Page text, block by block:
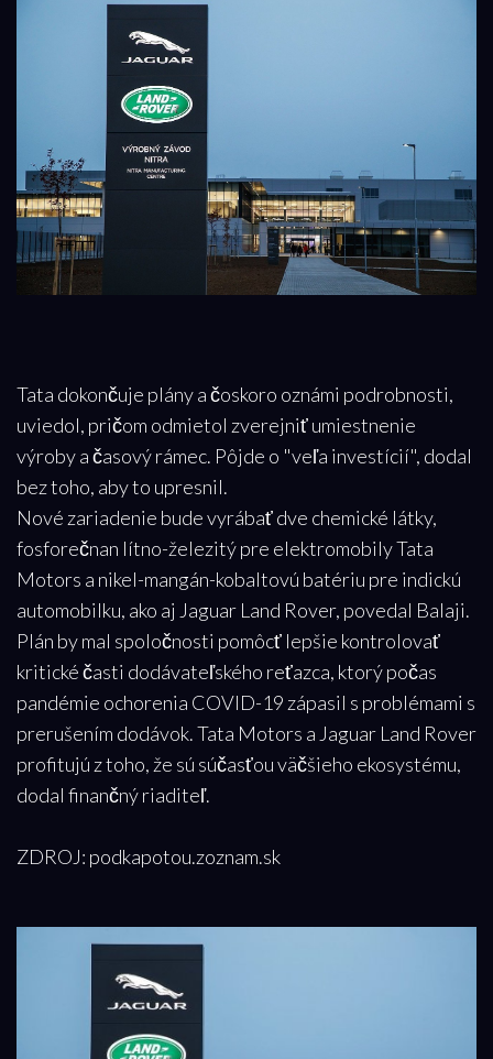
Tata dokončuje plány a čoskoro oznámi podrobnosti,
uviedol, pričom odmietol zverejniť umiestnenie
výroby a časový rámec. Pôjde o "veľa investícií", dodal
bez toho, aby to upresnil.
Nové zariadenie bude vyrábať dve chemické látky,
fosforečnan lítno-železitý pre elektromobily Tata
Motors a nikel-mangán-kobaltovú batériu pre indickú
automobilku, ako aj Jaguar Land Rover, povedal Balaji.
Plán by mal spoločnosti pomôcť lepšie kontrolovať
kritické časti dodávateľského reťazca, ktorý počas
pandémie ochorenia COVID-19 zápasil s problémami s
prerušením dodávok. Tata Motors a Jaguar Land Rover
profitujú z toho, že sú súčasťou väčšieho ekosystému,
dodal finančný riaditeľ.
ZDROJ: podkapotou.zoznam.sk